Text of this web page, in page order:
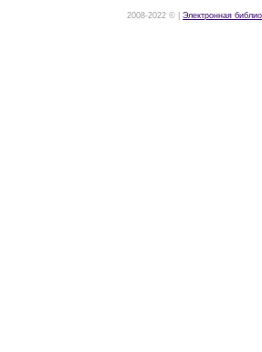
2008-2022 © | Электронная